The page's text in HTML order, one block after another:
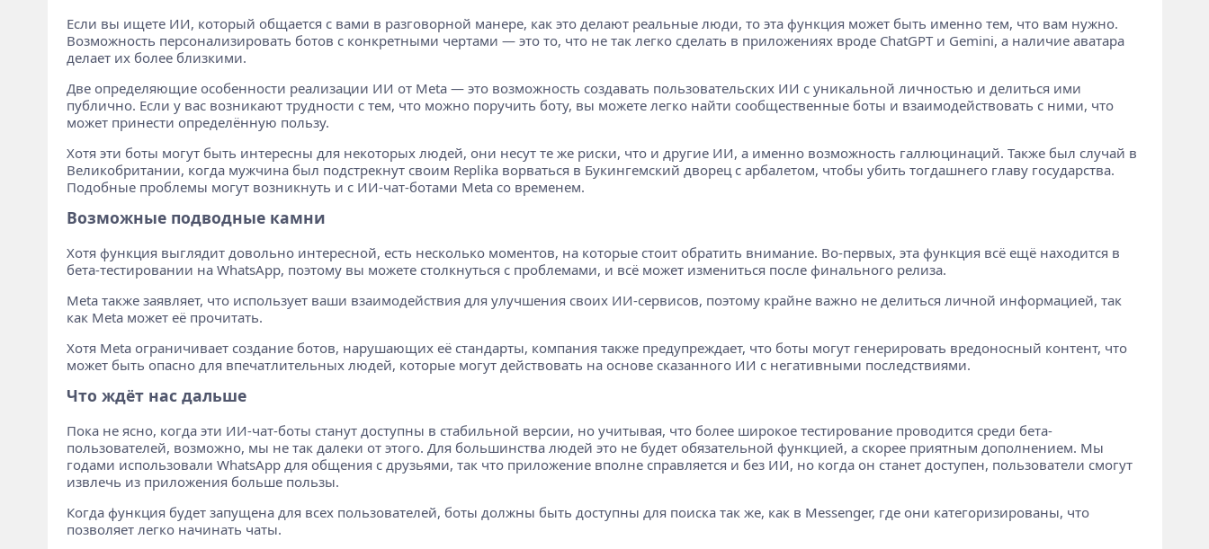
Если вы ищете ИИ, который общается с вами в разговорной манере, как это делают реальные люди, то эта функция может быть именно тем, что вам нужно.
Возможность персонализировать ботов с конкретными чертами — это то, что не так легко сделать в приложениях вроде ChatGPT и Gemini, а наличие аватара
делает их более близкими.
Две определяющие особенности реализации ИИ от Meta — это возможность создавать пользовательских ИИ с уникальной личностью и делиться ими
публично. Если у вас возникают трудности с тем, что можно поручить боту, вы можете легко найти сообщественные боты и взаимодействовать с ними, что
может принести определённую пользу.
Хотя эти боты могут быть интересны для некоторых людей, они несут те же риски, что и другие ИИ, а именно возможность галлюцинаций. Также был случай в
Великобритании, когда мужчина был подстрекнут своим Replika ворваться в Букингемский дворец с арбалетом, чтобы убить тогдашнего главу государства.
Подобные проблемы могут возникнуть и с ИИ-чат-ботами Meta со временем.
Возможные подводные камни
Хотя функция выглядит довольно интересной, есть несколько моментов, на которые стоит обратить внимание. Во-первых, эта функция всё ещё находится в
бета-тестировании на WhatsApp, поэтому вы можете столкнуться с проблемами, и всё может измениться после финального релиза.
Meta также заявляет, что использует ваши взаимодействия для улучшения своих ИИ-сервисов, поэтому крайне важно не делиться личной информацией, так
как Meta может её прочитать.
Хотя Meta ограничивает создание ботов, нарушающих её стандарты, компания также предупреждает, что боты могут генерировать вредоносный контент, что
может быть опасно для впечатлительных людей, которые могут действовать на основе сказанного ИИ с негативными последствиями.
Что ждёт нас дальше
Пока не ясно, когда эти ИИ-чат-боты станут доступны в стабильной версии, но учитывая, что более широкое тестирование проводится среди бета-
пользователей, возможно, мы не так далеки от этого. Для большинства людей это не будет обязательной функцией, а скорее приятным дополнением. Мы
годами использовали WhatsApp для общения с друзьями, так что приложение вполне справляется и без ИИ, но когда он станет доступен, пользователи смогут
извлечь из приложения больше пользы.
Когда функция будет запущена для всех пользователей, боты должны быть доступны для поиска так же, как в Messenger, где они категоризированы, что
позволяет легко начинать чаты.